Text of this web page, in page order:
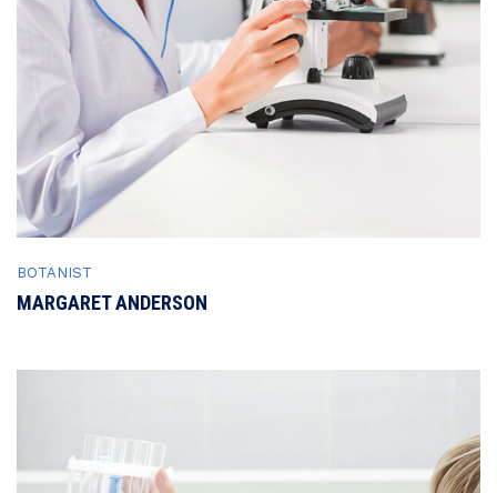
BOTANIST
MARGARET ANDERSON